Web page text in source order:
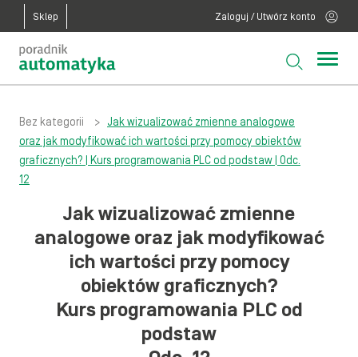
Sklep Zaloguj / Utwórz konto
Bez kategorii >
Jak wizualizować zmienne analogowe
oraz jak modyfikować ich wartości przy pomocy obiektów
graficznych? | Kurs programowania PLC od podstaw | Odc.
12
Jak wizualizować zmienne
analogowe oraz jak modyfikować
ich wartości przy pomocy
obiektów graficznych?
Kurs programowania PLC od
podstaw